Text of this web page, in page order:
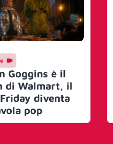
Goggins è il
di Walmart, il
diventa
pop